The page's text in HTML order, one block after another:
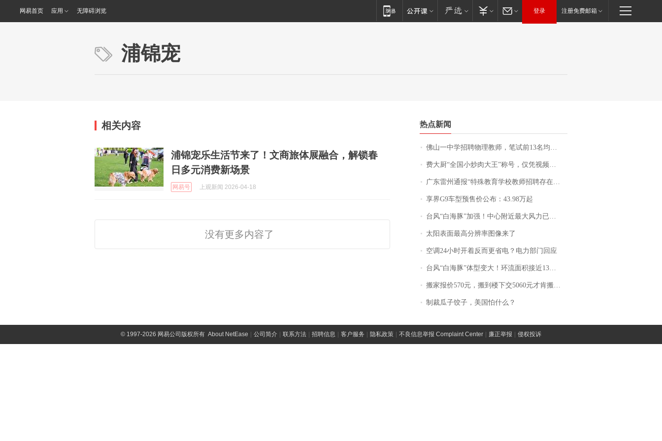
网易首页 应用 无障碍浏览 登录 注册免费邮箱
浦锦宠
相关内容
浦锦宠乐生活节来了！文商旅体展融合，解锁春
日多元消费新场景
网易号 上观新闻 2026-04-18
没有更多内容了
热点新闻
佛山一中学招聘物理教师，笔试前13名均遭淘汰？教育局：已叫停招聘，成立调查组全面核查
费大厨“全国小炒肉大王”称号，仅凭视频评出？中国烹饪协会回应
广东雷州通报“特殊教育学校教师招聘存在违规行为”：已启动问责程序 副校长被停职
享界G9车型预售价公布：43.98万起
台风“白海豚”加强！中心附近最大风力已达15级 最新研判
太阳表面最高分辨率图像来了
空调24小时开着反而更省电？电力部门回应
台风“白海豚”体型变大！环流面积接近13个浙江那么大
搬家报价570元，搬到楼下交5060元才肯搬上楼！女子傻眼了……
制裁瓜子饺子，美国怕什么？
©1997-2026 网易公司版权所有 About NetEase 公司简介 联系方法 招聘信息 客户服务 隐私政策 不良信息举报 Complaint Center 廉正举报 侵权投诉